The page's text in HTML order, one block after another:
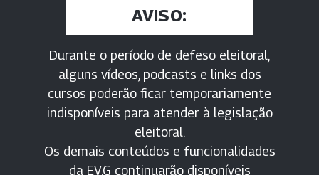
AVISO:
Durante o período de defeso eleitoral,
alguns vídeos, podcasts e links dos
cursos poderão ficar temporariamente
indisponíveis para atender à legislação
eleitoral.
Os demais conteúdos e funcionalidades
da EV.G continuarão disponíveis